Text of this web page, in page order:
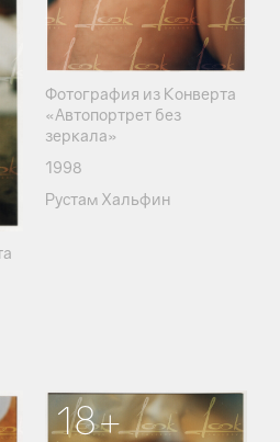
Фотография из Конверта
«Автопортрет без
зеркала»
1998
Рустам Хальфин
18+